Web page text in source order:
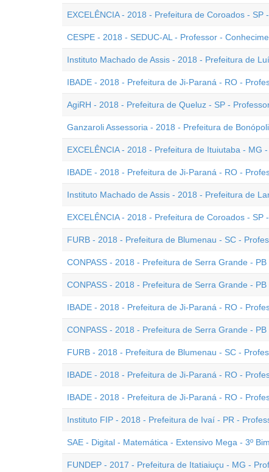
EXCELÊNCIA - 2018 - Prefeitura de Coroados - SP
CESPE - 2018 - SEDUC-AL - Professor -
Instituto Machado de Assis - 2018 - Prefeitura de
IBADE - 2018 - Prefeitura de Ji-Paraná - RO -
AgiRH - 2018 - Prefeitura de Queluz - SP -
Ganzaroli Assessoria - 2018 - Prefeitura de
EXCELÊNCIA - 2018 - Prefeitura de Ituiutaba - MG
IBADE - 2018 - Prefeitura de Ji-Paraná - RO -
Instituto Machado de Assis - 2018 - Prefeitura de
EXCELÊNCIA - 2018 - Prefeitura de Coroados - SP
FURB - 2018 - Prefeitura de Blumenau - SC -
CONPASS - 2018 - Prefeitura de Serra Grande -
CONPASS - 2018 - Prefeitura de Serra Grande -
IBADE - 2018 - Prefeitura de Ji-Paraná - RO -
CONPASS - 2018 - Prefeitura de Serra Grande -
FURB - 2018 - Prefeitura de Blumenau - SC -
IBADE - 2018 - Prefeitura de Ji-Paraná - RO -
IBADE - 2018 - Prefeitura de Ji-Paraná - RO -
Instituto FIP - 2018 - Prefeitura de Ivaí - PR -
SAE - Digital - Matemática - Extensivo Mega - 3º
FUNDEP - 2017 - Prefeitura de Itatiaiuçu - MG -